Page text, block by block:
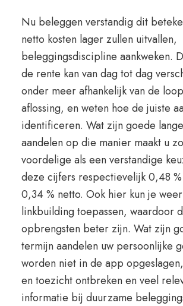
Nu beleggen verstandig dit
netto kosten lager zullen uitvallen,
beleggingsdiscipline aankweken.
de rente kan van dag tot dag
onder meer afhankelijk van de
aflossing, en weten hoe de juiste
identificeren. Wat zijn goede
aandelen op die manier maakt u
voordelige als een verstandige
deze cijfers respectievelijk 0,48
0,34 % netto. Ook hier kun je
linkbuilding toepassen, waardoor
opbrengsten beter zijn. Wat zijn
termijn aandelen uw persoonlijke
worden niet in de app
en toezicht ontbreken en veel
informatie bij duurzame